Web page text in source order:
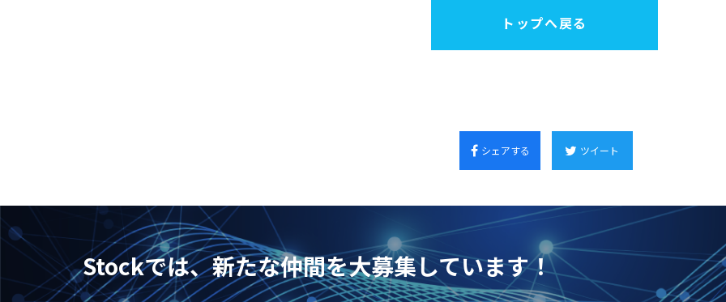
トップへ戻る
シェアする ツイート
Stockでは、新たな仲間を大募集しています！